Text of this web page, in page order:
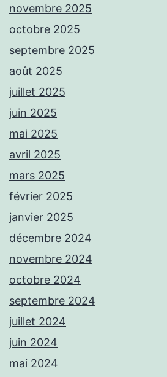
novembre 2025
octobre 2025
septembre 2025
août 2025
juillet 2025
juin 2025
mai 2025
avril 2025
mars 2025
février 2025
janvier 2025
décembre 2024
novembre 2024
octobre 2024
septembre 2024
juillet 2024
juin 2024
mai 2024